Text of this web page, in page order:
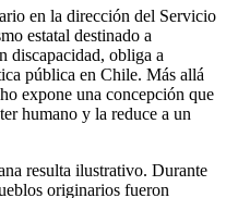
en la dirección del Servicio
estatal destinado a
discapacidad, obliga a
pública en Chile. Más allá
expone una concepción que
humano y la reduce a un
resulta ilustrativo. Durante
originarios fueron